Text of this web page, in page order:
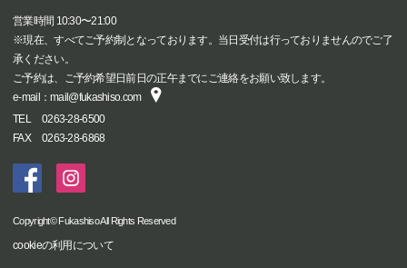
営業時間 10:30〜21:00
※現在、すべてご予約制となっております。当日受付は行っておりませんのでご了
承ください。
ご予約は、ご予約希望日前日の正午までにご連絡をお願い致します。
e-mail：mail@fukashiso.com
TEL
0263-28-6500
FAX
0263-28-6868
Copyright© Fukashiso All Rights Reserved
cookieの利用について